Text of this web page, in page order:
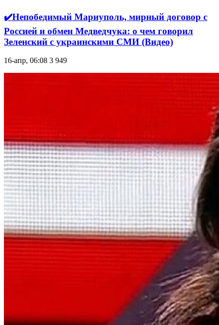
✔️Непобедимый Мариуполь, мирный договор с
Россией и обмен Медведчука: о чем говорил
Зеленский с украинскими СМИ (Видео)
16-апр, 06:08 3 949